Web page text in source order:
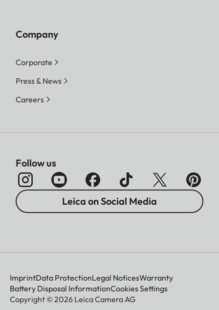
Company
Corporate
Press & News
Careers
Follow us
Leica on Social Media
ImprintData ProtectionLegal NoticesWarranty
Battery Disposal InformationCookies Settings
Copyright © 2026 Leica Camera AG